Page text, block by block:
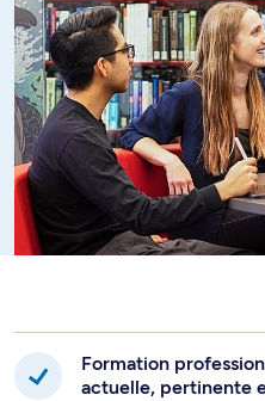
Formation
actuelle, pertinente